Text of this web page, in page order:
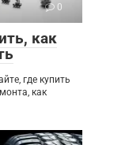
0
как
где купить
как